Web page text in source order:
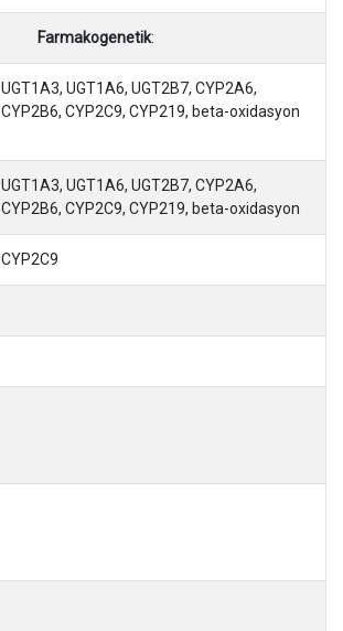
Farmakogenetik:
UGT1A3, UGT1A6, UGT2B7, CYP2A6,
CYP2B6, CYP2C9, CYP219, beta-oxidasyon
UGT1A3, UGT1A6, UGT2B7, CYP2A6,
CYP2B6, CYP2C9, CYP219, beta-oxidasyon
CYP2C9